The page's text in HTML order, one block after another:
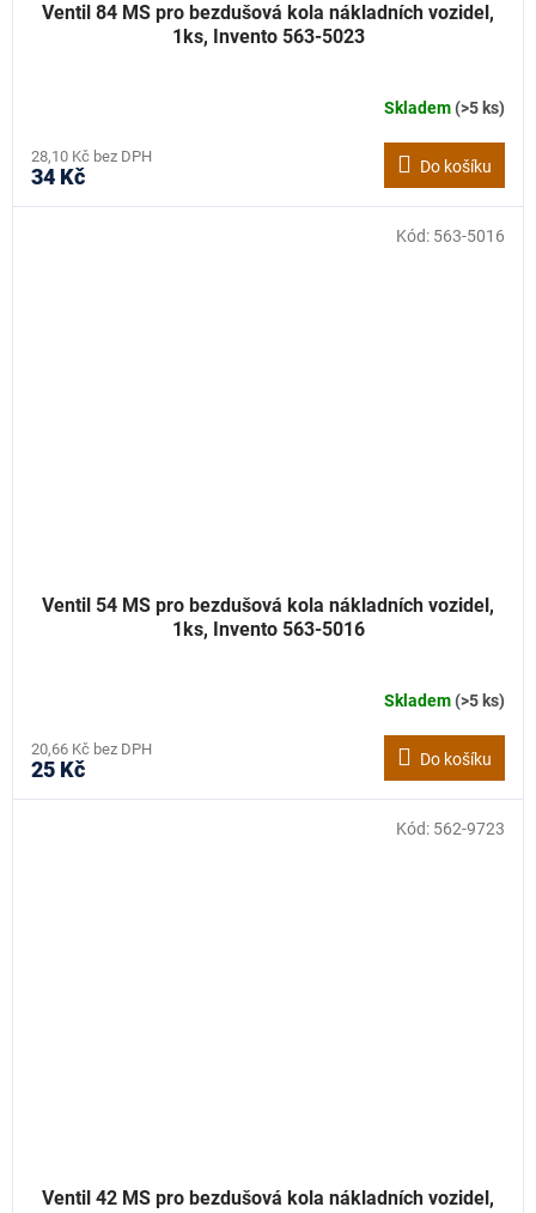
Ventil 84 MS pro bezdušová kola nákladních vozidel,
1ks, Invento 563-5023
Skladem(>5 ks)
28,10 Kč bez DPH
34 Kč Do košíku
Ventil 54 MS pro bezdušová kola nákladních vozidel,
1ks, Invento 563-5016
Skladem(>5 ks)
20,66 Kč bez DPH
25 Kč Do košíku
Kód: 563-5016
Ventil 42 MS pro bezdušová kola nákladních vozidel,
Kód: 562-9723